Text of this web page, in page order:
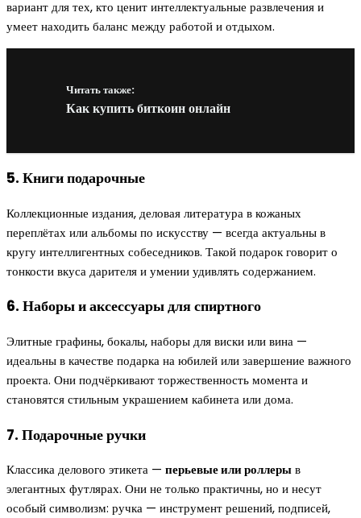
вариант для тех, кто ценит интеллектуальные развлечения и
умеет находить баланс между работой и отдыхом.
Читать также:
Как купить биткоин онлайн
5. Книги подарочные
Коллекционные издания, деловая литература в кожаных
переплётах или альбомы по искусству — всегда актуальны в
кругу интеллигентных собеседников. Такой подарок говорит о
тонкости вкуса дарителя и умении удивлять содержанием.
6. Наборы и аксессуары для спиртного
Элитные графины, бокалы, наборы для виски или вина —
идеальны в качестве подарка на юбилей или завершение важного
проекта. Они подчёркивают торжественность момента и
становятся стильным украшением кабинета или дома.
7. Подарочные ручки
Классика делового этикета — перьевые или роллерыв
элегантных футлярах. Они не только практичны, но и несут
особый символизм: ручка — инструмент решений, подписей,